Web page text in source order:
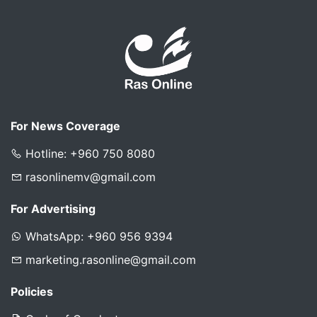
For News Coverage
Hotline: +960 750 8080
rasonlinemv@gmail.com
For Advertising
WhatsApp: +960 956 9394
marketing.rasonline@gmail.com
Policies